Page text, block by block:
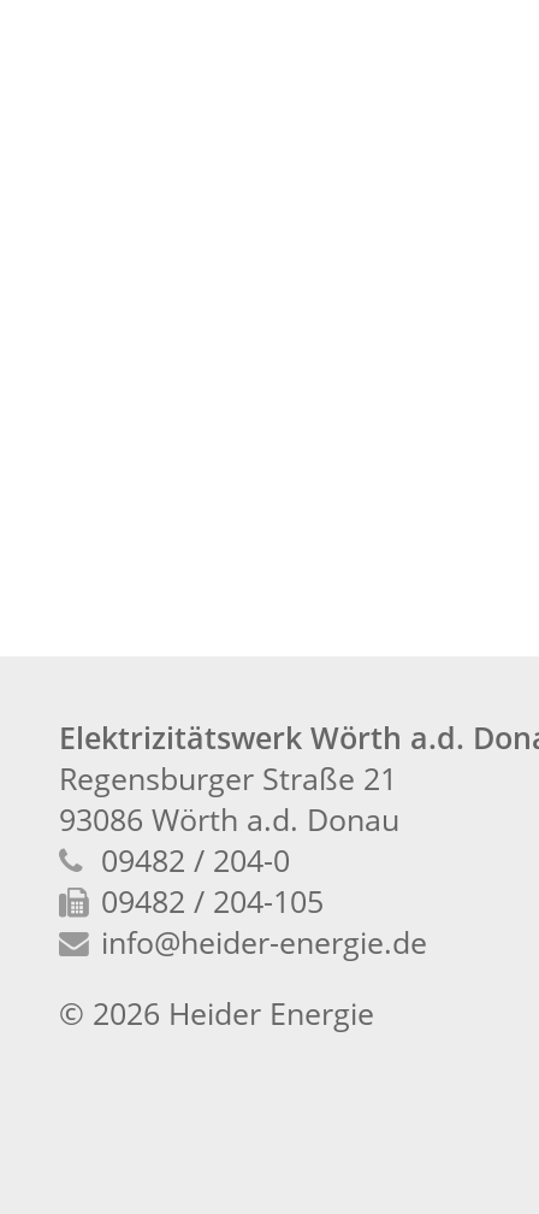
Elektrizitätswerk Wörth a.d.
Regensburger Straße 21
93086 Wörth a.d. Donau
09482 / 204-0
09482 / 204-105
info@heider-energie.de
© 2026 Heider Energie